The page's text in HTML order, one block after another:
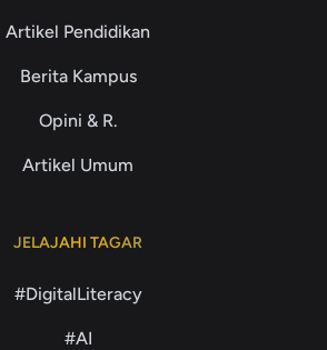
Artikel Pendidikan
Berita Kampus
Opini & R.
Artikel Umum
JELAJAHI TAGAR
#DigitalLiteracy
#AI